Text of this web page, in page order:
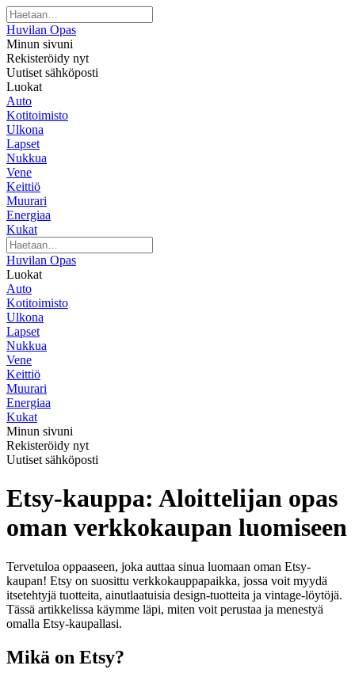
Huvilan Opas
Minun sivuni
Rekisteröidy nyt
Uutiset sähköposti
Luokat
Auto
Kotitoimisto
Ulkona
Lapset
Nukkua
Vene
Keittiö
Muurari
Energiaa
Kukat
Huvilan Opas
Luokat
Auto
Kotitoimisto
Ulkona
Lapset
Nukkua
Vene
Keittiö
Muurari
Energiaa
Kukat
Minun sivuni
Rekisteröidy nyt
Uutiset sähköposti
Etsy-kauppa: Aloittelijan opas
oman verkkokaupan luomiseen
Tervetuloa oppaaseen, joka auttaa sinua luomaan oman Etsy-
kaupan! Etsy on suosittu verkkokauppapaikka, jossa voit myydä
itsetehtyjä tuotteita, ainutlaatuisia design-tuotteita ja vintage-löytöjä.
Tässä artikkelissa käymme läpi, miten voit perustaa ja menestyä
omalla Etsy-kaupallasi.
Mikä on Etsy?